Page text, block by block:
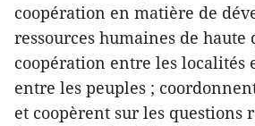
coopération en matière de
ressources humaines de haute
coopération entre les localités
entre les peuples ;
et coopèrent sur les questions